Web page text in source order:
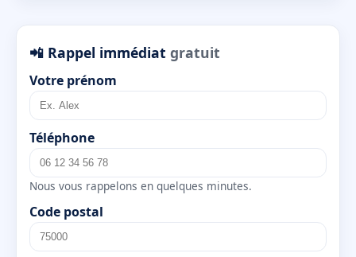
📲 Rappel immédiat gratuit
Votre prénom
Téléphone
Nous vous rappelons en quelques minutes.
Code postal